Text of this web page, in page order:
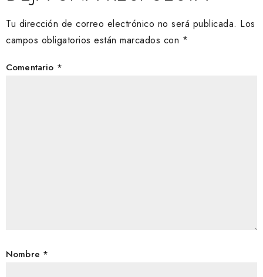
Tu dirección de correo electrónico no será publicada. Los
campos obligatorios están marcados con *
Comentario *
Nombre *